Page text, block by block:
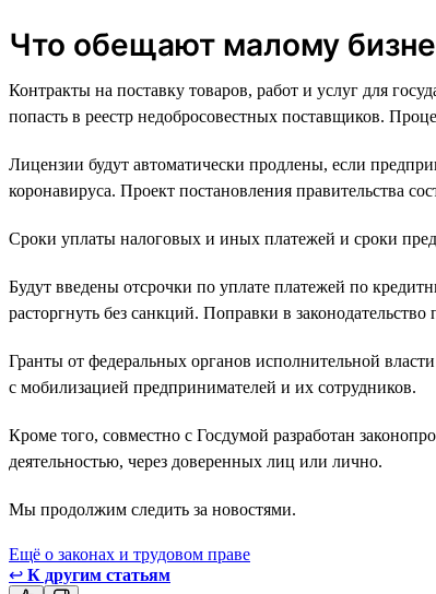
Что обещают малому
Контракты на поставку товаров, работ и услуг для
попасть в реестр недобросовестных поставщиков.
Лицензии будут автоматически продлены, если
коронавируса. Проект постановления правительства
Сроки уплаты налоговых и иных платежей и сроки
Будут введены отсрочки по уплате платежей по
расторгнуть без санкций. Поправки в
Гранты от федеральных органов исполнительной
с мобилизацией предпринимателей и их сотрудников.
Кроме того, совместно с Госдумой разработан
деятельностью, через доверенных лиц или лично.
Мы продолжим следить за новостями.
Ещё о законах и трудовом праве
↩ К другим статьям